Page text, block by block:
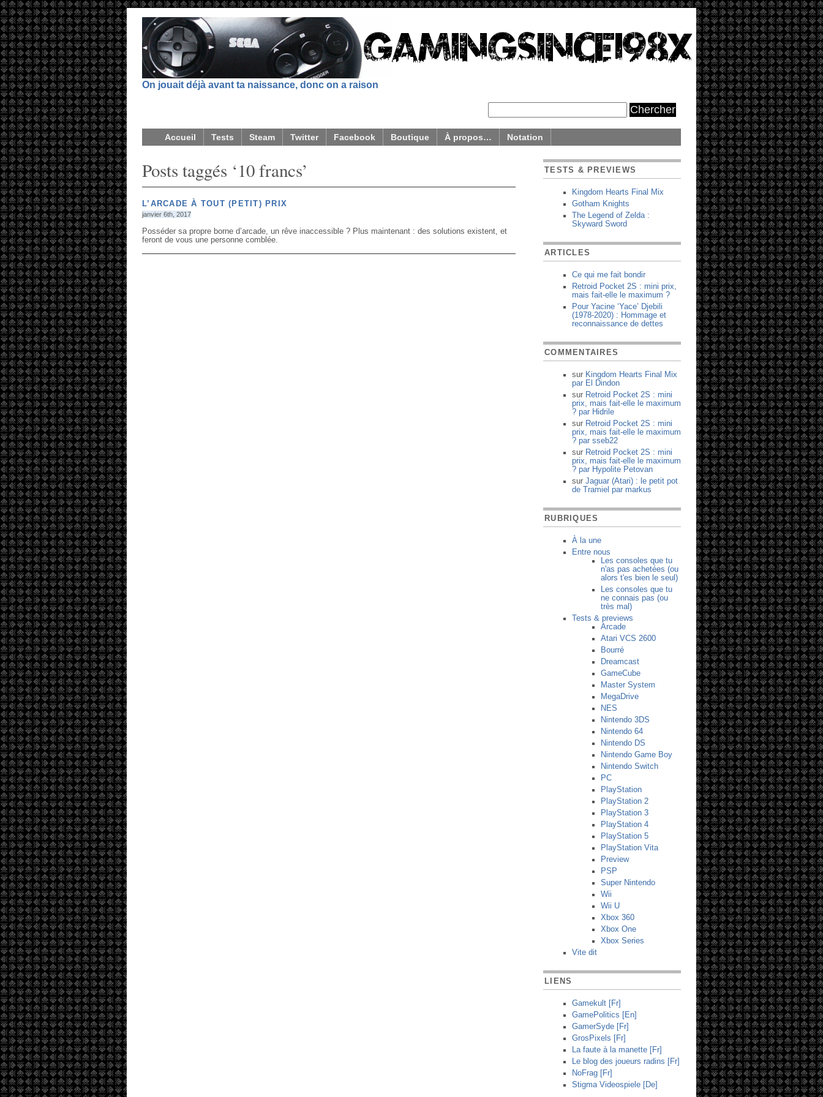
On jouait déjà avant ta naissance, donc on a raison
Accueil Tests Steam Twitter Facebook Boutique À propos… Notation
Posts taggés ‘10 francs’
L’ARCADE À TOUT (PETIT) PRIX
janvier 6th, 2017
Posséder sa propre borne d’arcade, un rêve inaccessible ? Plus maintenant : des solutions existent, et
feront de vous une personne comblée.
TESTS & PREVIEWS
Kingdom Hearts Final Mix
Gotham Knights
The Legend of Zelda :
Skyward Sword
ARTICLES
Ce qui me fait bondir
Retroid Pocket 2S : mini prix,
mais fait-elle le maximum ?
Pour Yacine ‘Yace’ Djebili
(1978-2020) : Hommage et
reconnaissance de dettes
COMMENTAIRES
sur Kingdom Hearts Final Mix
par El Dindon
sur Retroid Pocket 2S : mini
prix, mais fait-elle le maximum
? par Hidrile
sur Retroid Pocket 2S : mini
prix, mais fait-elle le maximum
? par sseb22
sur Retroid Pocket 2S : mini
prix, mais fait-elle le maximum
? par Hypolite Petovan
sur Jaguar (Atari) : le petit pot
de Tramiel par markus
RUBRIQUES
À la une
Entre nous
Les consoles que tu
n'as pas achetées (ou
alors t'es bien le seul)
Les consoles que tu
ne connais pas (ou
très mal)
Tests & previews
Arcade
Atari VCS 2600
Bourré
Dreamcast
GameCube
Master System
MegaDrive
NES
Nintendo 3DS
Nintendo 64
Nintendo DS
Nintendo Game Boy
Nintendo Switch
PC
PlayStation
PlayStation 2
PlayStation 3
PlayStation 4
PlayStation 5
PlayStation Vita
Preview
PSP
Super Nintendo
Wii
Wii U
Xbox 360
Xbox One
Xbox Series
Vite dit
LIENS
Gamekult [Fr]
GamePolitics [En]
GamerSyde [Fr]
GrosPixels [Fr]
La faute à la manette [Fr]
Le blog des joueurs radins [Fr]
NoFrag [Fr]
Stigma Videospiele [De]